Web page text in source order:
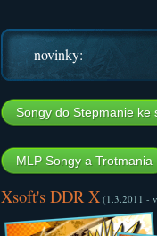
novinky:
Songy do Stepmanie ke
MLP Songy a Trotmania
Xsoft's DDR X(1.3.2011 -